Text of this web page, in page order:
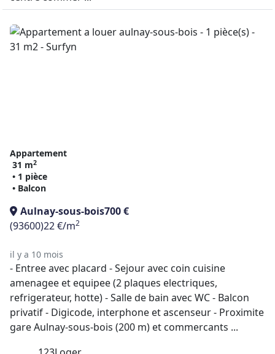
Appartement
31 m2
• 1 pièce
• Balcon
Aulnay-sous-bois700 €
(93600)22 €/m2
il y a 10 mois
- Entree avec placard - Sejour avec coin cuisine
amenagee et equipee (2 plaques electriques,
refrigerateur, hotte) - Salle de bain avec WC - Balcon
privatif - Digicode, interphone et ascenseur - Proximite
gare Aulnay-sous-bois (200 m) et commercants ...